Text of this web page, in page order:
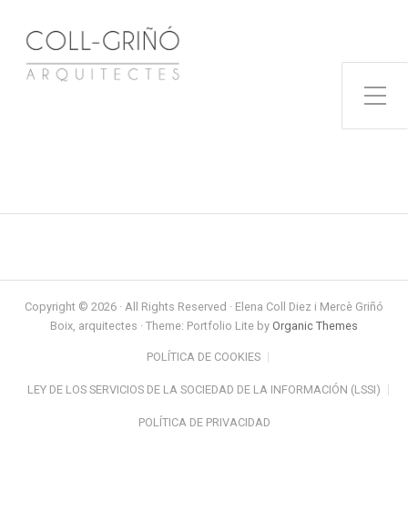
Toggle Side Menu
Copyright © 2026 · All Rights Reserved · Elena Coll Diez i Mercè Griñó
Boix, arquitectes · Theme: Portfolio Lite by Organic Themes
POLÍTICA DE COOKIES
LEY DE LOS SERVICIOS DE LA SOCIEDAD DE LA INFORMACIÓN (LSSI)
POLÍTICA DE PRIVACIDAD